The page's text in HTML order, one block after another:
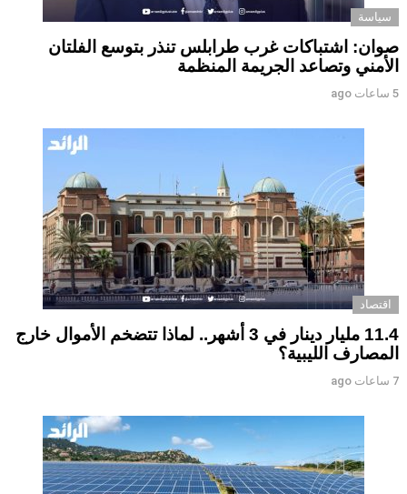
سياسة
صوان: اشتباكات غرب طرابلس تنذر بتوسع الفلتان
الأمني وتصاعد الجريمة المنظمة
5 ساعات ago
اقتصاد
11.4 مليار دينار في 3 أشهر.. لماذا تتضخم الأموال خارج
المصارف الليبية؟
7 ساعات ago